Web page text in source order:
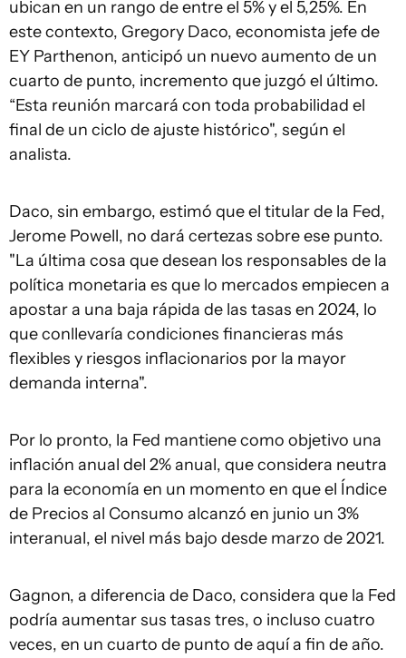
ubican en un rango de entre el 5% y el 5,25%. En
este contexto, Gregory Daco, economista jefe de
EY Parthenon, anticipó un nuevo aumento de un
cuarto de punto, incremento que juzgó el último.
“Esta reunión marcará con toda probabilidad el
final de un ciclo de ajuste histórico", según el
analista.
Daco, sin embargo, estimó que el titular de la Fed,
Jerome Powell, no dará certezas sobre ese punto.
"La última cosa que desean los responsables de la
política monetaria es que lo mercados empiecen a
apostar a una baja rápida de las tasas en 2024, lo
que conllevaría condiciones financieras más
flexibles y riesgos inflacionarios por la mayor
demanda interna".
Por lo pronto, la Fed mantiene como objetivo una
inflación anual del 2% anual, que considera neutra
para la economía en un momento en que el Índice
de Precios al Consumo alcanzó en junio un 3%
interanual, el nivel más bajo desde marzo de 2021.
Gagnon, a diferencia de Daco, considera que la Fed
podría aumentar sus tasas tres, o incluso cuatro
veces, en un cuarto de punto de aquí a fin de año.